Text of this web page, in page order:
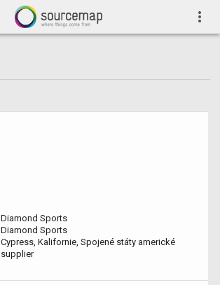
more_vert
Diamond Sports
Diamond Sports
Cypress, Kalifornie, Spojené státy americké
supplier